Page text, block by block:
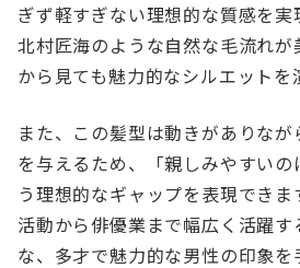
ぎず軽すぎない理想的な質感を実
北村匠海のような自然な毛流れが
から見ても魅力的なシルエットを
また、この髪型は動きがありな
を与えるため、「親しみやすいの
う理想的なギャップを表現でき
活動から俳優業まで幅広く活躍す
な、多才で魅力的な男性の印象を